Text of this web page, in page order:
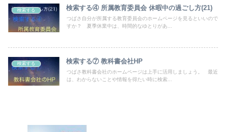
検索する 検索する④ 所属教育委員会 休暇中の過ごし方(21)
つばさ自分が所属する教育委員会のホームページを見るといいので
すか？ 夏季休業中は、時間的なゆとりがあ...
検索する 検索する⑦ 教科書会社HP
つばさ教科書会社のホームページは上手に活用しましょう。 最近
は、わからないことや情報を得たい時に検索...